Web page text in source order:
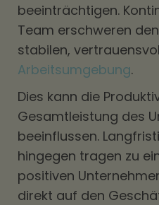
beeinträchtigen.
Team erschweren
stabilen,
Arbeitsumgebung.
Dies kann die
Gesamtleistung des
beeinflussen.
hingegen tragen zu
positiven
direkt auf den